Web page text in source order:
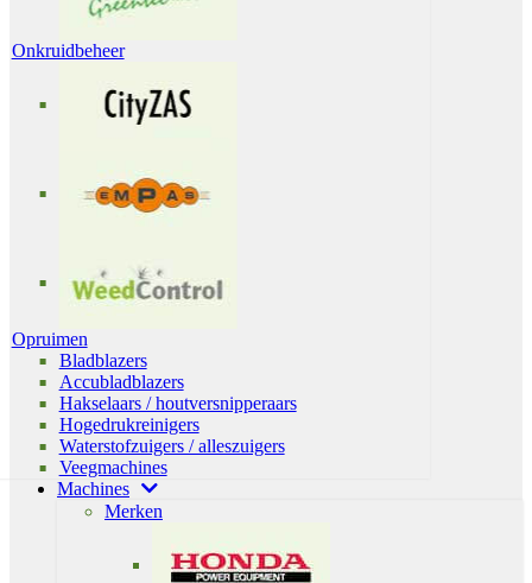
Onkruidbeheer
Opruimen
Bladblazers
Accubladblazers
Hakselaars / houtversnipperaars
Hogedrukreinigers
Waterstofzuigers / alleszuigers
Veegmachines
Machines
Merken